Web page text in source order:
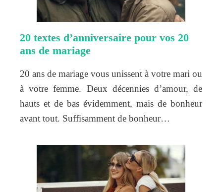
20 textes d’anniversaire pour vos 20
ans de mariage
20 ans de mariage vous unissent à votre mari ou
à votre femme. Deux décennies d’amour, de
hauts et de bas évidemment, mais de bonheur
avant tout. Suffisamment de bonheur…